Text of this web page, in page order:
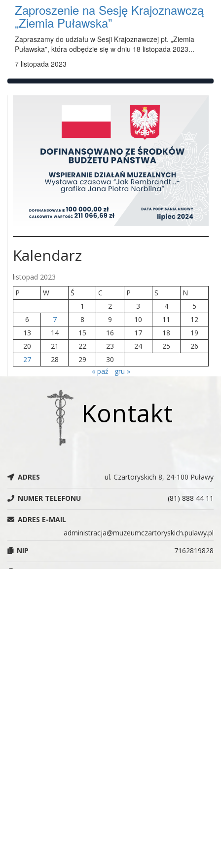
Zaproszenie na Sesję Krajoznawczą
„Ziemia Puławska”
Zapraszamy do udziału w Sesji Krajoznawczej pt. „Ziemia
Puławska”, która odbędzie się w dniu 18 listopada 2023...
7 listopada 2023
Kalendarz
listopad 2023
P
W Ś C P S
N
1
2 3 4
5
6
7 8 9 10 11
12
13
14 15 16 17 18
19
20
21 22 23 24 25
26
27
28 29
30
« paź
gru »
Kontakt
ADRES ul. Czartoryskich 8, 24-100 Puławy
NUMER TELEFONU (81) 888 44 11
ADRES E-MAIL
administracja@muzeumczartoryskich.pulawy.pl
NIP
7162819828